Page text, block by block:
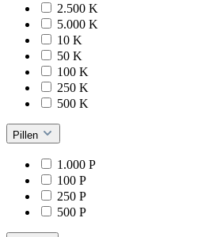
2.500 K
5.000 K
10 K
50 K
100 K
250 K
500 K
Pillen
1.000 P
100 P
250 P
500 P